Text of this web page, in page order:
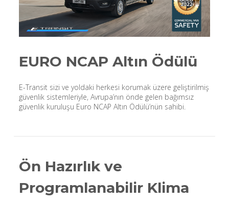
EURO NCAP Altın Ödülü
E-Transit sizi ve yoldaki herkesi korumak üzere geliştirilmiş
güvenlik sistemleriyle, Avrupa’nın önde gelen bağımsız
güvenlik kuruluşu Euro NCAP Altın Ödülü’nün sahibi.
Ön Hazırlık ve
Programlanabilir Klima